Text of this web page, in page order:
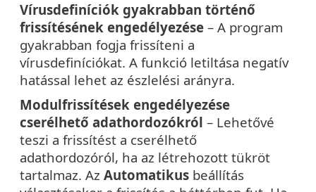
Vírusdefiníciók gyakrabban történő
frissítésének engedélyezése – A program
gyakrabban fogja frissíteni a
vírusdefiníciókat. A funkció letiltása negatív
hatással lehet az észlelési arányra.
Modulfrissítések engedélyezése
cserélhető adathordozókról – Lehetővé
teszi a frissítést a cserélhető
adathordozóról, ha az létrehozott tükröt
tartalmaz. Az Automatikus beállítás